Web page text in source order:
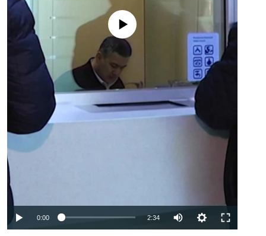
No media source currently available
0:00 2:34